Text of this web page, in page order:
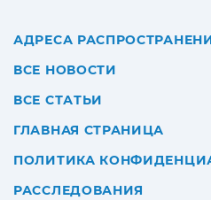
АДРЕСА
ВСЕ НОВОСТИ
ВСЕ СТАТЬИ
ГЛАВНАЯ СТРАНИЦА
ПОЛИТИКА
РАССЛЕДОВАНИЯ